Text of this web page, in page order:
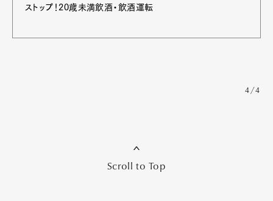
ストップ！20歳未満飲酒・飲酒運転
4/4
Scroll to Top